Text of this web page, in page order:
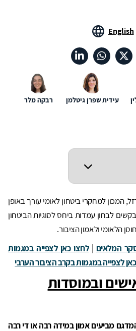
English
עידית שפרן גיטלמן רבקה מלר
המכון למחקרי ביטחון לאומי עורך באופן
לבחון עמדות ביחס לסוגיות הביטחון
הלאומי ולאמון הציבור.
ר המלאים |לחצו כאן לצפייה במגמות
לצפייה במגמות בקרב הציבור הערבי
ובמוסדות
המדגם מביעים אמון במידה רבה או די רבה